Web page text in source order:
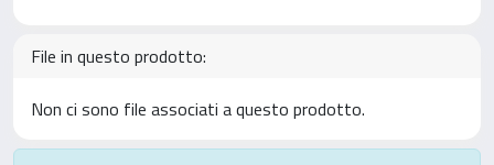
File in questo prodotto:
Non ci sono file associati a questo prodotto.